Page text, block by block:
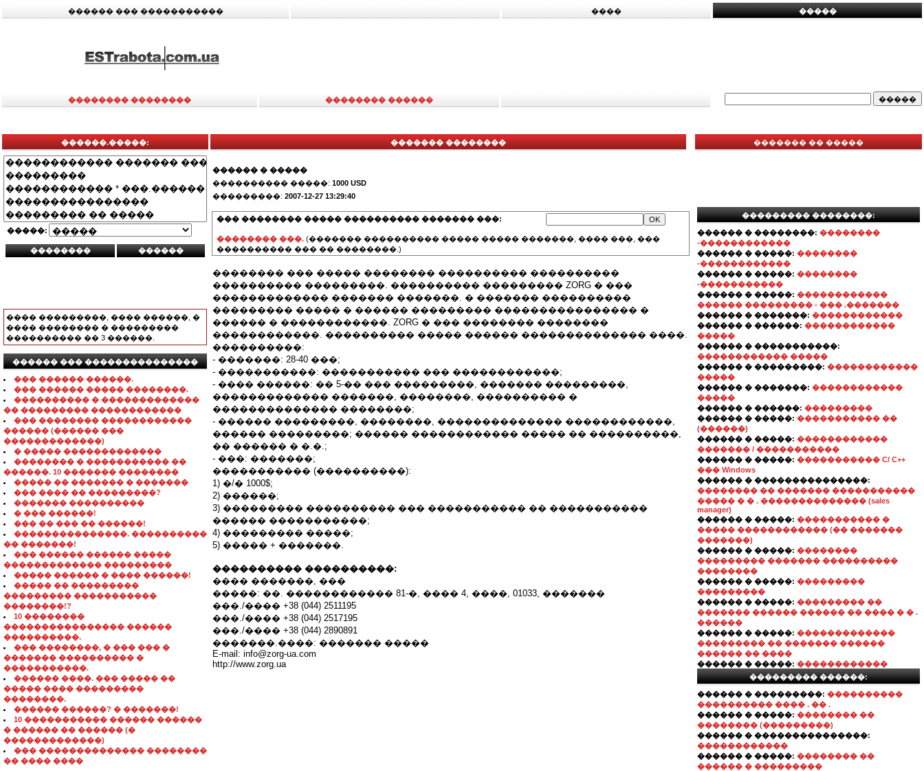
������ ��� ����������� ���� �����
�������� �������� �������� ������
������.�����:
�����:
���� ���������, ���� ������, �
���� �������� � ���������
���������� �� 3 ������.
������ ��� ���������������
��� ������ ������.
��� ������ ����� ��������.
���������� � �������������
�� ��������� ������������
��� �������� ������������
������ (������ ���
�������������)
� ����� �������������
�������� � ����������� ��
������. 10 ������� ��������
����� �� ������� � �������
��� ���� �� ���������?
������� ����������
� ��� ������!
��� �� ��� �� ������!
���������������. ����������
�� �������!
��� ������ ������ �����
������������� ���������
����� ������ � ���� ������!
����� �� ���������
��������� �����������
��������!?
10 ��������
���������������� ������
����������.
��� ��������, � ��� ��� �
������� ���������� �
�����������.
������ ����. ��� ����� ��
����� ���� ���������
��������.
������ ������? � �������!
10 ����������� ������ ������
� ������ �� ������ (�
�������������)
��� �������������� ��������
�� ���� ����
������� ��������
������ � �����
���������� �����: 1000 USD
���������: 2007-12-27 13:29:40
��� �������� ����� ���������� ������� ���:
�������� ���. (������� ���������� ����� ����� �������, ���� ���, ���
���������� ��� �� ��������.)
�������� ��� ����� �������� ���������� ����������
���������� ���������. ���������� ��������� ZORG � ���
������������� ������� �������. � ������� ����������
��������� ����� � ������ ��������� ���������������� �
������ � ������������. ZORG � ��� �������� ��������
������������. ���������� ����� ������ �������������� ����.
����������:
- �������: 28-40 ���;
- �����������: ����������� ��� ������������;
- ���� ������: �� 5-�� ��� ���������, ������� ���������,
������������� �������, ��������, ���������� �
�������������� ��������;
- ������ ���������, ��������, �������������� ������������,
������ ���������; ������ ������������ ����� �� ����������,
�� ������ � �.�.;
- ���: �������;
����������� (����������):
1) �/� 1000$;
2) ������;
3) ��������� ���������� ��� ����������� �� �����������
������ �����������;
4) ��������� �����;
5) ����� + �������.
���������� ����������:
���� �������, ���
�����: ��. ������������ 81-�, ���� 4, ����, 01033, �������
���./���� +38 (044) 2511195
���./���� +38 (044) 2517195
���./���� +38 (044) 2890891
�������.����: ������� �����
E-mail: info@zorg-ua.com
http://www.zorg.ua
������� �� �����
��������� ��������:
������ � ��������: ��������
-������������
������ � �����: ��������
-������������
������ � �����: ��������
-�����������
������ � �����: ������������
������ ��������� - ��� .�������
������ � �������: ������������
������ � ������: ������������
�����
������ � �����������:
������������ �����
������ � ���������: ������������
�����
������ � �������: ������������
�����
������ � ������: ���������
������ � �����: ����������� ��
(������)
������ � �����: ������������
������� / �����������
������ � �����: ����������� C/ C++
��� Windows
������ � ���������������:
�������� �� ������� �����������
����� � � . �������������� (sales
manager)
������ � �����: ����������� �
����� ������������ (�� �������
�������)
������ � �����: ��������
��������� ������� ����������
��������
������ � �����: ���������
���������
������ � �����: ��������� ��
������� ������ ������ �� ���� � � .
������
������ � �����: �������������
��������� �� ������� ������
������ �� ����
������ � �����: ������������
��������� ������:
������ � ���������: ����������
���������� ���� . �� .
������ � �����: �������� ��
�������� (���������)
������ � ���������������:
������������
������ � �����: �������� ��
������ � ���������